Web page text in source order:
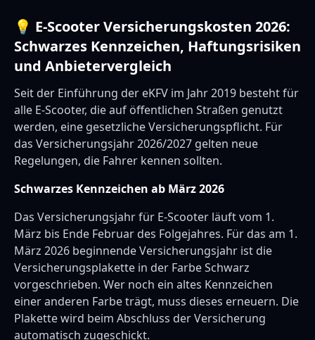
💡 E-Scooter Versicherungskosten 2026:
Schwarzes Kennzeichen, Haftungsrisiken
und Anbietervergleich
Seit der Einführung der eKFV im Jahr 2019 besteht für
alle E-Scooter, die auf öffentlichen Straßen genutzt
werden, eine gesetzliche Versicherungspflicht. Für
das Versicherungsjahr 2026/2027 gelten neue
Regelungen, die Fahrer kennen sollten.
Schwarzes Kennzeichen ab März 2026
Das Versicherungsjahr für E-Scooter läuft vom 1.
März bis Ende Februar des Folgejahres. Für das am 1.
März 2026 beginnende Versicherungsjahr ist die
Versicherungsplakette in der Farbe Schwarz
vorgeschrieben. Wer noch ein altes Kennzeichen
einer anderen Farbe trägt, muss dieses erneuern. Die
Plakette wird beim Abschluss der Versicherung
automatisch zugeschickt.